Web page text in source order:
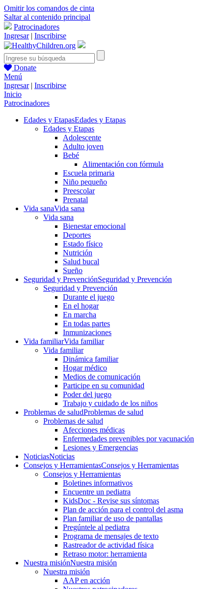
Omitir los comandos de cinta
Saltar al contenido principal
Patrocinadores
Ingresar| Inscribirse
Donate
Menú
Ingresar| Inscribirse
Inicio
Patrocinadores
Edades y EtapasEdades y Etapas
Edades y Etapas
Adolescente
Adulto joven
Bebé
Alimentación con fórmula
Escuela primaria
Niño pequeño
Preescolar
Prenatal
Vida sanaVida sana
Vida sana
Bienestar emocional
Deportes
Estado físico
Nutrición
Salud bucal
Sueño
Seguridad y PrevenciónSeguridad y Prevención
Seguridad y Prevención
Durante el juego
En el hogar
En marcha
En todas partes
Inmunizaciones
Vida familiarVida familiar
Vida familiar
Dinámica familiar
Hogar médico
Medios de comunicación
Participe en su comunidad
Poder del juego
Trabajo y cuidado de los niños
Problemas de saludProblemas de salud
Problemas de salud
Afecciones médicas
Enfermedades prevenibles por vacunación
Lesiones y Emergencias
NoticiasNoticias
Consejos y HerramientasConsejos y Herramientas
Consejos y Herramientas
Boletines informativos
Encuentre un pediatra
KidsDoc - Revise sus síntomas
Plan de acción para el control del asma
Plan familiar de uso de pantallas
Pregúntele al pediatra
Programa de mensajes de texto
Rastre​​ador de activida​d física
Retraso motor: herramienta
Nuestra misiónNuestra misión
Nuestra misión
AAP en acción